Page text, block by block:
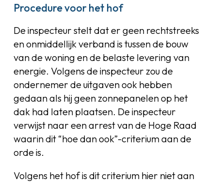
Procedure voor het hof
De inspecteur stelt dat er geen rechtstreeks
en onmiddellijk verband is tussen de bouw
van de woning en de belaste levering van
energie. Volgens de inspecteur zou de
ondernemer de uitgaven ook hebben
gedaan als hij geen zonnepanelen op het
dak had laten plaatsen. De inspecteur
verwijst naar een arrest van de Hoge Raad
waarin dit “hoe dan ook”-criterium aan de
orde is.
Volgens het hof is dit criterium hier niet aan